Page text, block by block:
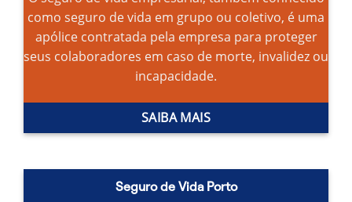
como seguro de vida em grupo ou coletivo, é uma
apólice contratada pela empresa para proteger
seus colaboradores em caso de morte, invalidez ou
incapacidade.
SAIBA MAIS
Seguro de Vida Porto